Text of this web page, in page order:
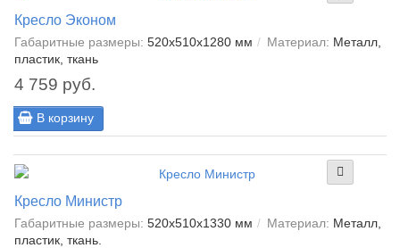
Кресло Эконом
Габаритные размеры: 520х510х1280 мм Материал: Металл,
пластик, ткань
4 759 руб.
В корзину
Кресло Министр
Габаритные размеры: 520х510х1330 мм Материал: Металл,
пластик, ткань.